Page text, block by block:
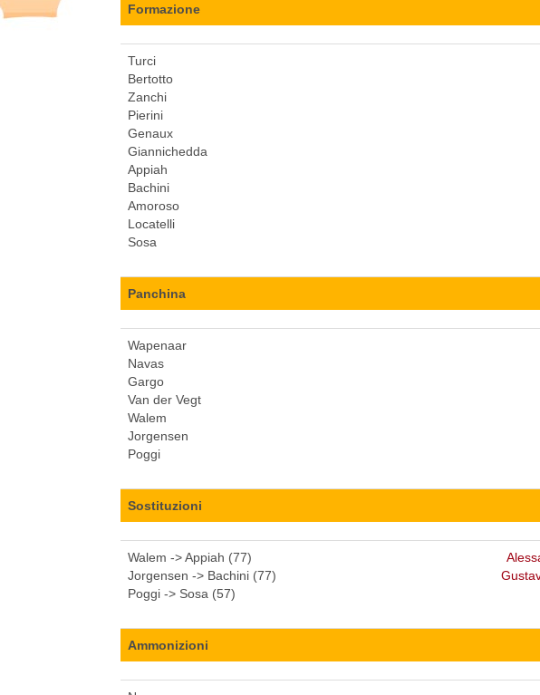
Formazione
Turci
Bertotto
Zanchi
Pierini
Genaux
Giannichedda
Appiah
Bachini
Amoroso
Locatelli
Sosa
Panchina
Wapenaar
Navas
Gargo
Van der Vegt
Walem
Jorgensen
Poggi
Sostituzioni
Walem -> Appiah (77)
Jorgensen -> Bachini (77)
Poggi -> Sosa (57)
Ammonizioni